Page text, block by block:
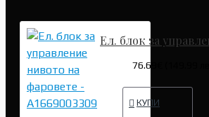
Ел. блок за
76.69€ (149.99
КУПИ